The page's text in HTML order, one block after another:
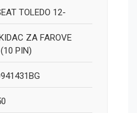
TOLEDO 12-
ZA FAROVE
PIN)